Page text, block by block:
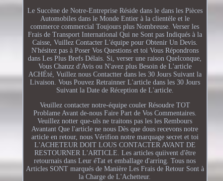
Le Succène de Notre-Entreprise Réside dans le dans les Pièces
Automobiles dans le Monde Entier à la clientèle et le
commerce commercial Toujours plus Nombreuse. Verser les
Frais de Transport International Qui ne Sont pas Indiqués à la
Caisse, Vuillez Contacter L'équipe pour Obtenir Un Devis.
N'hésitez pas à Poser Vos Questions et toi Vous Répondrons
dans Les Plus Brefs Délais. Si, verser une raison Quelconque,
Vous Chanzz d'Avis ou N'avez plus Besoin de L'article
ACHÉté, Vuillez nous Contactter dans les 30 Jours Suivant la
Livaison. Vous Pouvez Retrainner L'article dans les 30 Jours
Suivant la Date de Réception de L'article.
Veuillez contacter notre-équipe couler Résoudre TOT
Problame Avant de-nous Faire Part de Vos Commentaires.
Veuillez notter que-uls ne traitons pas les les Rembours
Avantant Que l'article ne nous Dès que dous recevons notre
article en retour, nous Vérifion notre marquage secret et toi
L'ACHETEUR DOIT LOUS CONTACTER AVANT DE
RESTOURNER L'ARTICLE. Les articles quiivent d'être
retournais dans Leur éTat et emballage d'arring. Tous nos
Articles SONT marqués de Manière Les Frais de Retour Sont à
la Charge de L'Achetteur.